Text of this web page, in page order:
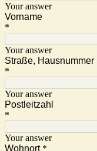
Your answer
Vorname
*
Your answer
Straße, Hausnummer
*
Your answer
Postleitzahl
*
Your answer
Wohnort*